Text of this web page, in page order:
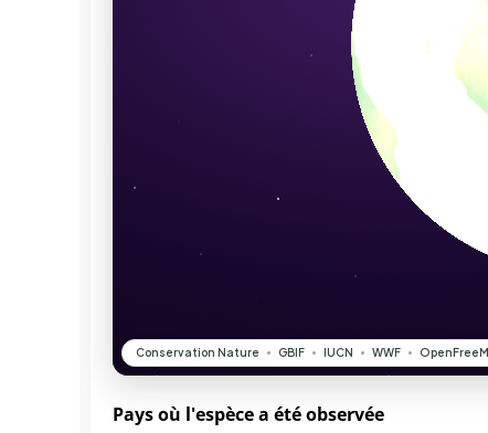
Pays où l'espèce a été observée